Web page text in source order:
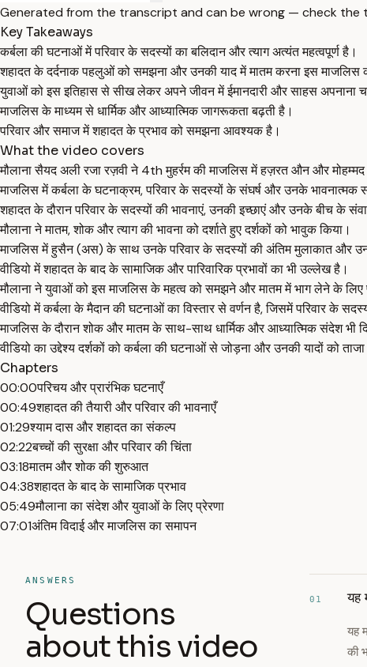
Generated from the transcript and can be wrong — check the
Key Takeaways
कर्बला की घटनाओं में परिवार के सदस्यों का बलिदान और त्याग अत्यंत महत्वपूर्ण है।
शहादत के दर्दनाक पहलुओं को समझना और उनकी याद में मातम करना इस माजलिस
युवाओं को इस इतिहास से सीख लेकर अपने जीवन में ईमानदारी और साहस अपनाना
माजलिस के माध्यम से धार्मिक और आध्यात्मिक जागरूकता बढ़ती है।
परिवार और समाज में शहादत के प्रभाव को समझना आवश्यक है।
What the video covers
मौलाना सैयद अली रजा रज़वी ने 4th मुहर्रम की माजलिस में हज़रत औन और मोहम्मद
माजलिस में कर्बला के घटनाक्रम, परिवार के सदस्यों के संघर्ष और उनके भावनात्मक
शहादत के दौरान परिवार के सदस्यों की भावनाएं, उनकी इच्छाएं और उनके बीच के
मौलाना ने मातम, शोक और त्याग की भावना को दर्शाते हुए दर्शकों को भावुक किया।
माजलिस में हुसैन (अस) के साथ उनके परिवार के सदस्यों की अंतिम मुलाकात और
वीडियो में शहादत के बाद के सामाजिक और पारिवारिक प्रभावों का भी उल्लेख है।
मौलाना ने युवाओं को इस माजलिस के महत्व को समझने और मातम में भाग लेने के लिए
वीडियो में कर्बला के मैदान की घटनाओं का विस्तार से वर्णन है, जिसमें परिवार के
माजलिस के दौरान शोक और मातम के साथ-साथ धार्मिक और आध्यात्मिक संदेश भी
वीडियो का उद्देश्य दर्शकों को कर्बला की घटनाओं से जोड़ना और उनकी यादों को
Chapters
00:00परिचय और प्रारंभिक घटनाएँ
00:49शहादत की तैयारी और परिवार की भावनाएँ
01:29श्याम दास और शहादत का संकल्प
02:22बच्चों की सुरक्षा और परिवार की चिंता
03:18मातम और शोक की शुरुआत
04:38शहादत के बाद के सामाजिक प्रभाव
05:49मौलाना का संदेश और युवाओं के लिए प्रेरणा
07:01अंतिम विदाई और माजलिस का समापन
ANSWERS
Questions
about this video
01 यह
यह
की